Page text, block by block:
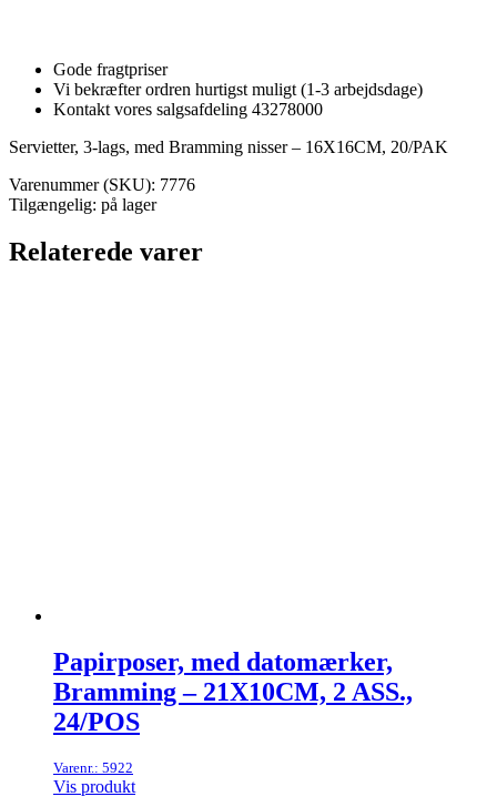
Gode fragtpriser
Vi bekræfter ordren hurtigst muligt (1-3 arbejdsdage)
Kontakt vores salgsafdeling 43278000
Servietter, 3-lags, med Bramming nisser – 16X16CM, 20/PAK
Varenummer (SKU): 7776
Tilgængelig: på lager
Relaterede varer
Papirposer, med datomærker,
Bramming – 21X10CM, 2 ASS.,
24/POS
Varenr.: 5922
Vis produkt